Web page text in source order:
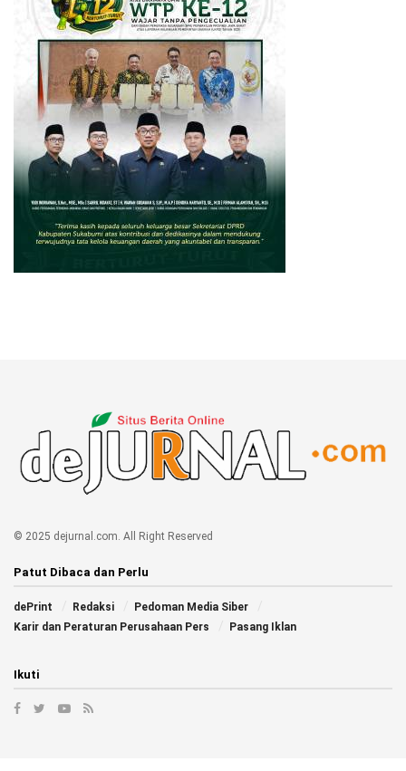
© 2025 dejurnal.com. All Right Reserved
Patut Dibaca dan Perlu
dePrint Redaksi
Pedoman Media Siber
Karir dan Peraturan Perusahaan Pers
Pasang Iklan
Ikuti